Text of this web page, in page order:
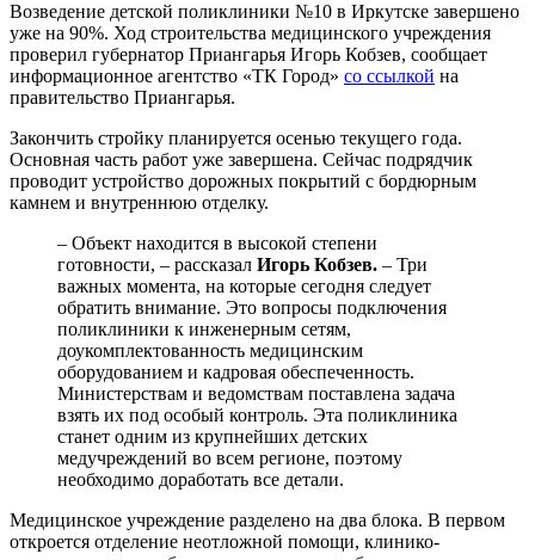
Возведение детской поликлиники №10 в Иркутске завершено
уже на 90%. Ход строительства медицинского учреждения
проверил губернатор Приангарья Игорь Кобзев, сообщает
информационное агентство «ТК Город» со ссылкой на
правительство Приангарья.
Закончить стройку планируется осенью текущего года.
Основная часть работ уже завершена. Сейчас подрядчик
проводит устройство дорожных покрытий с бордюрным
камнем и внутреннюю отделку.
– Объект находится в высокой степени
готовности, – рассказал Игорь Кобзев. – Три
важных момента, на которые сегодня следует
обратить внимание. Это вопросы подключения
поликлиники к инженерным сетям,
доукомплектованность медицинским
оборудованием и кадровая обеспеченность.
Министерствам и ведомствам поставлена задача
взять их под особый контроль. Эта поликлиника
станет одним из крупнейших детских
медучреждений во всем регионе, поэтому
необходимо доработать все детали.
Медицинское учреждение разделено на два блока. В первом
откроется отделение неотложной помощи, клинико-